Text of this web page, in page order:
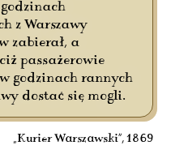
z Warszawy
zabierał, a
passażerowie
godzinach rannych
dostać się mogli.
„Kurier Warszawski”, 1869